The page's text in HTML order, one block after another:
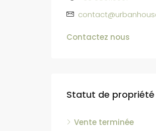
Contactez nous
Statut de propriété
Vente terminée